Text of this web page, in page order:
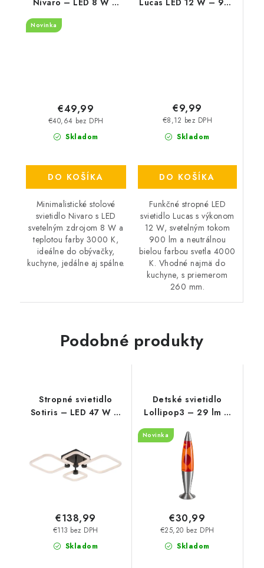
Novinka
Skladom
€40,64 bez DPH
€49,99
DO KOŠÍKA
Minimalistické stolové
svietidlo Nivaro s LED
svetelným zdrojom 8 W a
teplotou farby 3000 K,
ideálne do obývačky,
kuchyne, jedálne aj spálne.
Skladom
€8,12 bez DPH
€9,99
DO KOŠÍKA
Funkčné stropné LED
svietidlo Lucas s výkonom
12 W, svetelným tokom
900 lm a neutrálnou
bielou farbou svetla 4000
K. Vhodné najmä do
kuchyne, s priemerom
260 mm.
Podobné produkty
Stropné svietidlo
Sotiris – LED 47 W –
Skladom
€113 bez DPH
€138,99
Detské svietidlo
Lollipop3 – 29 lm –
IP20
Novinka
Skladom
€25,20 bez DPH
€30,99